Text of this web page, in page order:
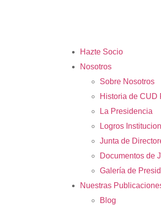
Hazte Socio
Nosotros
Sobre Nosotros
Historia de CUD
La Presidencia
Logros
Junta de
Documentos de
Galería de
Nuestras
Blog